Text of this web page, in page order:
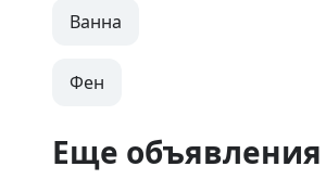
Ванна
Фен
Еще